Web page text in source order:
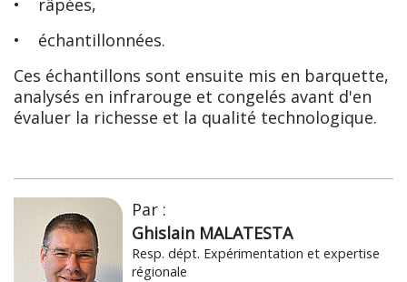
• râpées,
• échantillonnées.
Ces échantillons sont ensuite mis en barquette,
analysés en infrarouge et congelés avant d'en
évaluer la richesse et la qualité technologique.
Par :
Ghislain MALATESTA
Resp. dépt. Expérimentation et expertise
régionale